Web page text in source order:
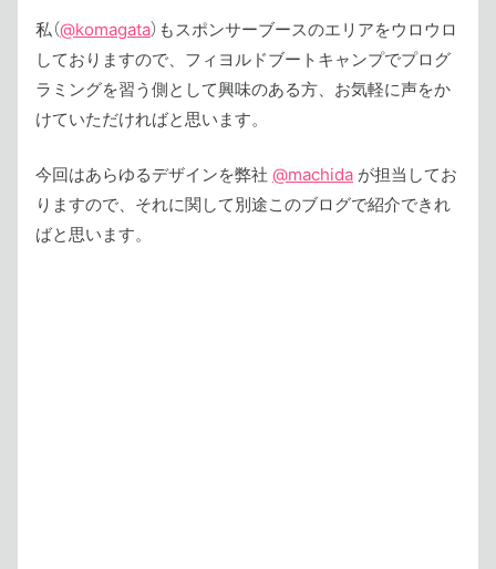
私（@komagata）もスポンサーブースのエリアをウロウロ
しておりますので、フィヨルドブートキャンプでプログ
ラミングを習う側として興味のある方、お気軽に声をか
けていただければと思います。
今回はあらゆるデザインを弊社 @machida が担当してお
りますので、それに関して別途このブログで紹介できれ
ばと思います。